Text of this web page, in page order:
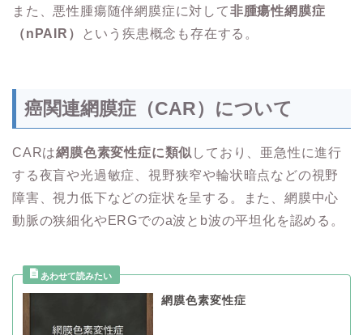
また、悪性腫瘍随伴網膜症に対して非腫瘍性網膜症
（nPAIR）
という疾患概念も存在する。
癌関連網膜症（CAR）について
CARは網膜色素変性症に類似 しており、亜急性に進行
する夜盲や光過敏症、視野狭窄や輪状暗点などの視野
障害、視力低下などの症状を呈する。また、網膜中心
動脈の狭細化やERGでのa波とb波の平坦化を認める。
網膜色素変性症